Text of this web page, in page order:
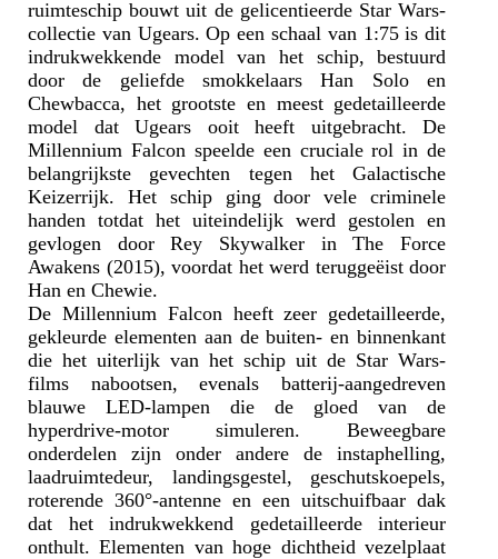
ruimteschip bouwt uit de gelicentieerde Star Wars-
collectie van Ugears. Op een schaal van 1:75 is dit
indrukwekkende model van het schip, bestuurd
door de geliefde smokkelaars Han Solo en
Chewbacca, het grootste en meest gedetailleerde
model dat Ugears ooit heeft uitgebracht. De
Millennium Falcon speelde een cruciale rol in de
belangrijkste gevechten tegen het Galactische
Keizerrijk. Het schip ging door vele criminele
handen totdat het uiteindelijk werd gestolen en
gevlogen door Rey Skywalker in The Force
Awakens (2015), voordat het werd teruggeëist door
Han en Chewie.
De Millennium Falcon heeft zeer gedetailleerde,
gekleurde elementen aan de buiten- en binnenkant
die het uiterlijk van het schip uit de Star Wars-
films nabootsen, evenals batterij-aangedreven
blauwe LED-lampen die de gloed van de
hyperdrive-motor simuleren. Beweegbare
onderdelen zijn onder andere de instaphelling,
laadruimtedeur, landingsgestel, geschutskoepels,
roterende 360°-antenne en een uitschuifbaar dak
dat het indrukwekkend gedetailleerde interieur
onthult. Elementen van hoge dichtheid vezelplaat